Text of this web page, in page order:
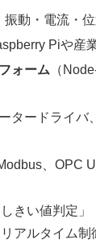
振動・電流・位
Piや産
ォーム （
タードライバ
、OPC
きい値判定」
アルタイム制